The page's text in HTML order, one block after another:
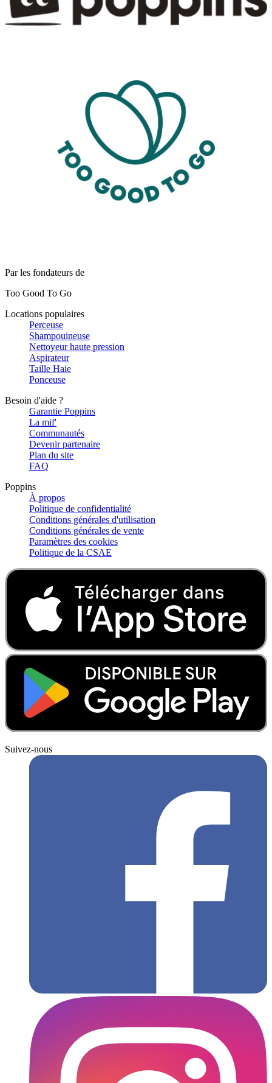
Par les fondateurs de
Too Good To Go
Locations populaires
Perceuse
Shampouineuse
Nettoyeur haute pression
Aspirateur
Taille Haie
Ponceuse
Besoin d'aide ?
Garantie Poppins
La mif'
Communautés
Devenir partenaire
Plan du site
FAQ
Poppins
À propos
Politique de confidentialité
Conditions générales d'utilisation
Conditions générales de vente
Paramètres des cookies
Politique de la CSAE
Suivez-nous